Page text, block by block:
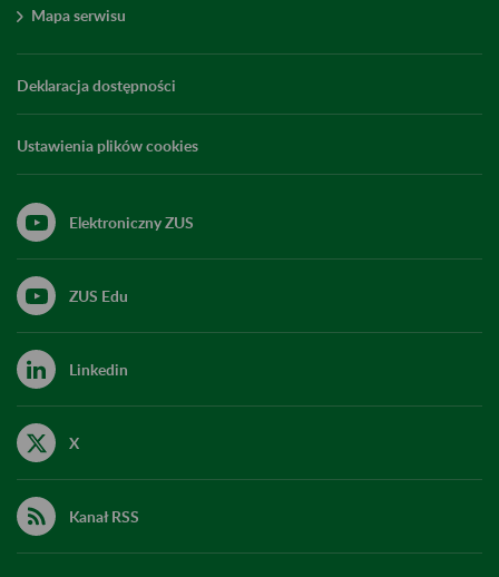
Mapa serwisu
Deklaracja dostępności
Ustawienia plików cookies
Elektroniczny ZUS
ZUS Edu
Linkedin
X
Kanał RSS